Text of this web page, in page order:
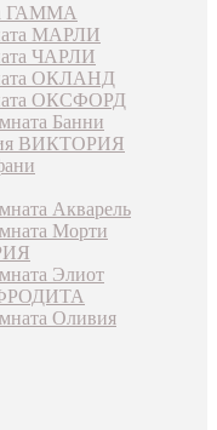
ГАММА
МАРЛИ
ЧАРЛИ
ОКЛАНД
ОКСФОРД
Банни
ВИКТОРИЯ
Акварель
Морти
Элиот
Оливия